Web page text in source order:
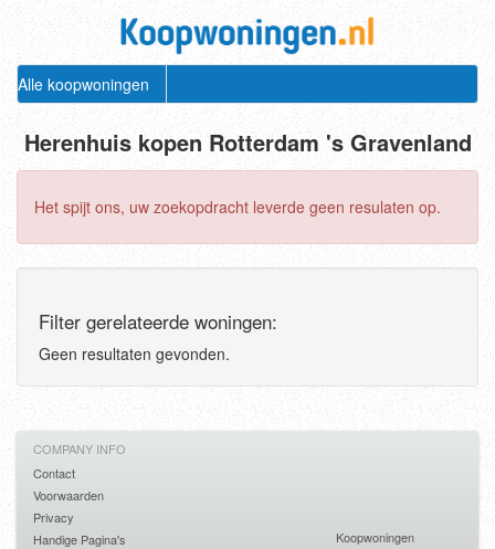
Alle koopwoningen
Herenhuis kopen Rotterdam 's Gravenland
Het spijt ons, uw zoekopdracht leverde geen resulaten op.
Filter gerelateerde woningen:
Geen resultaten gevonden.
COMPANY INFO
Contact
Voorwaarden
Privacy
Handige Pagina's
Koopwoningen